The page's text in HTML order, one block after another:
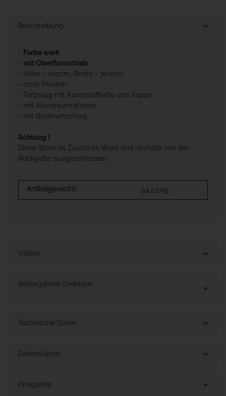
Beschreibung
- Farbe weiß
- mit Oberflurantrieb
- Höhe = 100cm, Breite = 300cm
- ohne Pfosten
- Torbelag mit Kunststofflatte und Kappe
- mit Aluminiumrahmen
- mit Bodenanschlag
Achtung !
Diese Ware ist Zuschnitt-Ware und deshalb von der
Rückgabe ausgeschlossen
Artikelgewicht: 54,53 kg
Videos
Bildergalerie-Drehtore
Technische Daten
Datenblätter
Prospekte